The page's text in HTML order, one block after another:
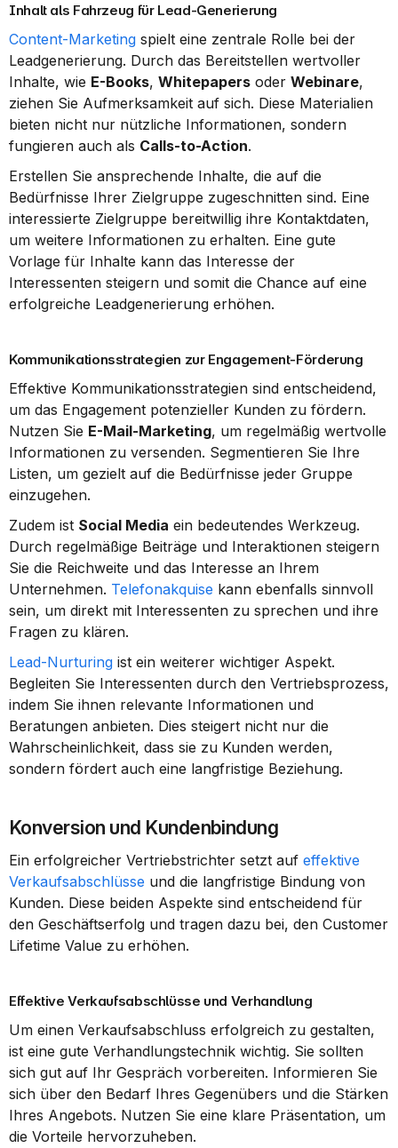
Inhalt als Fahrzeug für Lead-Generierung
Content-Marketing spielt eine zentrale Rolle bei der
Leadgenerierung. Durch das Bereitstellen wertvoller
Inhalte, wie E-Books, Whitepapers oder Webinare,
ziehen Sie Aufmerksamkeit auf sich. Diese Materialien
bieten nicht nur nützliche Informationen, sondern
fungieren auch als Calls-to-Action.
Erstellen Sie ansprechende Inhalte, die auf die
Bedürfnisse Ihrer Zielgruppe zugeschnitten sind. Eine
interessierte Zielgruppe bereitwillig ihre Kontaktdaten,
um weitere Informationen zu erhalten. Eine gute
Vorlage für Inhalte kann das Interesse der
Interessenten steigern und somit die Chance auf eine
erfolgreiche Leadgenerierung erhöhen.
Kommunikationsstrategien zur Engagement-Förderung
Effektive Kommunikationsstrategien sind entscheidend,
um das Engagement potenzieller Kunden zu fördern.
Nutzen Sie E-Mail-Marketing, um regelmäßig wertvolle
Informationen zu versenden. Segmentieren Sie Ihre
Listen, um gezielt auf die Bedürfnisse jeder Gruppe
einzugehen.
Zudem ist Social Media ein bedeutendes Werkzeug.
Durch regelmäßige Beiträge und Interaktionen steigern
Sie die Reichweite und das Interesse an Ihrem
Unternehmen. Telefonakquise kann ebenfalls sinnvoll
sein, um direkt mit Interessenten zu sprechen und ihre
Fragen zu klären.
Lead-Nurturing ist ein weiterer wichtiger Aspekt.
Begleiten Sie Interessenten durch den Vertriebsprozess,
indem Sie ihnen relevante Informationen und
Beratungen anbieten. Dies steigert nicht nur die
Wahrscheinlichkeit, dass sie zu Kunden werden,
sondern fördert auch eine langfristige Beziehung.
Konversion und Kundenbindung
Ein erfolgreicher Vertriebstrichter setzt auf effektive
Verkaufsabschlüsse und die langfristige Bindung von
Kunden. Diese beiden Aspekte sind entscheidend für
den Geschäftserfolg und tragen dazu bei, den Customer
Lifetime Value zu erhöhen.
Effektive Verkaufsabschlüsse und Verhandlung
Um einen Verkaufsabschluss erfolgreich zu gestalten,
ist eine gute Verhandlungstechnik wichtig. Sie sollten
sich gut auf Ihr Gespräch vorbereiten. Informieren Sie
sich über den Bedarf Ihres Gegenübers und die Stärken
Ihres Angebots. Nutzen Sie eine klare Präsentation, um
die Vorteile hervorzuheben.